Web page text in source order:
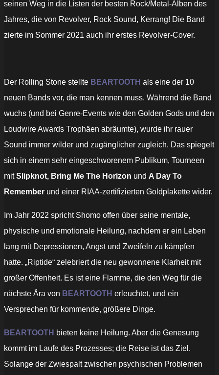
seinen Weg in die Listen der besten Rock/Metal-Alben des
Jahres, die von Revolver, Rock Sound, Kerrang! Die Band
zierte im Sommer 2021 auch ihr erstes Revolver-Cover.
Der Rolling Stone stellte BEARTOOTH als eine der 10
neuen Bands vor, die man kennen muss. Während die Band
wuchs (und bei Genre-Events wie den Golden Gods und den
Loudwire Awards Trophäen abräumte), wurde ihr rauer
Sound immer wilder und zugänglicher zugleich. Das spiegelt
sich in einem sehr eingeschworenem Publikum, Tourneen
mitSlipknot, Bring Me The Horizon und A Day To
Remember und einer RIAA-zertifizierten Goldplakette wider.
Im Jahr 2022 spricht Shomo offen über seine mentale,
physische und emotionale Heilung, nachdem er ein Leben
lang mit Depressionen, Angst und Zweifeln zu kämpfen
hatte. „Riptide“ zelebriert die neu gewonnene Klarheit mit
großer Offenheit. Es ist eine Flamme, die den Weg für die
nächste Ära von BEARTOOTH erleuchtet, und ein
Versprechen für kommende, größere Dinge.
BEARTOOTH bieten keine Heilung. Aber die Genesung
kommt im Laufe des Prozesses; die Reise ist das Ziel.
Solange der Zwiespalt zwischen psychischen Problemen